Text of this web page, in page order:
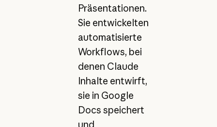
Präsentationen.
Sie entwickelten
automatisierte
Workflows, bei
denen Claude
Inhalte entwirft,
sie in Google
Docs speichert
und